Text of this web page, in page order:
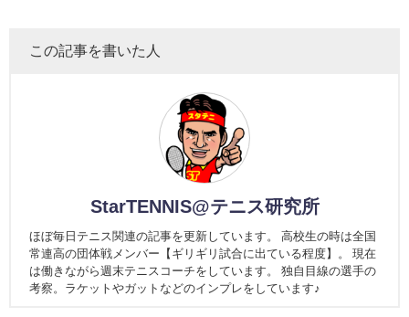
この記事を書いた人
StarTENNIS@テニス研究所
ほぼ毎日テニス関連の記事を更新しています。 高校生の時は全国
常連高の団体戦メンバー【ギリギリ試合に出ている程度】。 現在
は働きながら週末テニスコーチをしています。 独自目線の選手の
考察。ラケットやガットなどのインプレをしています♪